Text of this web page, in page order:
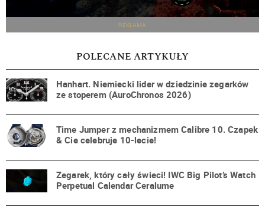
REKLAMA
POLECANE ARTYKUŁY
Hanhart. Niemiecki lider w dziedzinie zegarków
ze stoperem (AuroChronos 2026)
Time Jumper z mechanizmem Calibre 10. Czapek
& Cie celebruje 10-lecie!
Zegarek, który cały świeci! IWC Big Pilot’s Watch
Perpetual Calendar Ceralume